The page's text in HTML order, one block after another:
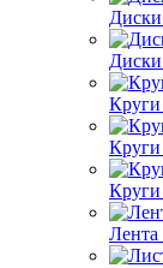
Круги
Круги
Круги
Лента